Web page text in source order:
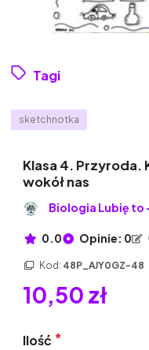
Tagi
sketchnotka
Klasa 4. Przyroda.
wokół nas
Biologia Lubię to
0.0 Opinie: 0
Kod: 48P_AJY0GZ-48
10,50 zł
Ilość